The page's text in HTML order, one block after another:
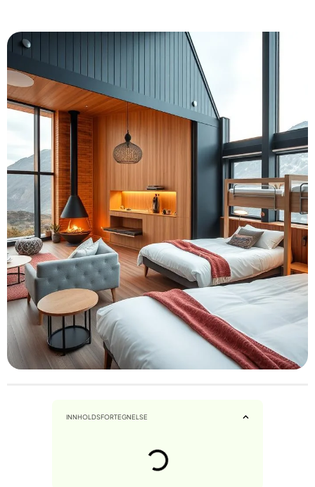
INNHOLDSFORTEGNELSE